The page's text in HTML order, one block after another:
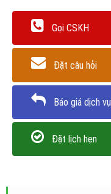
Gọi CSKH
Đặt câu hỏi
Báo giá dịch vụ
Đặt lịch hẹn